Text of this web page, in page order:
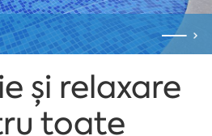
și relaxare
toate